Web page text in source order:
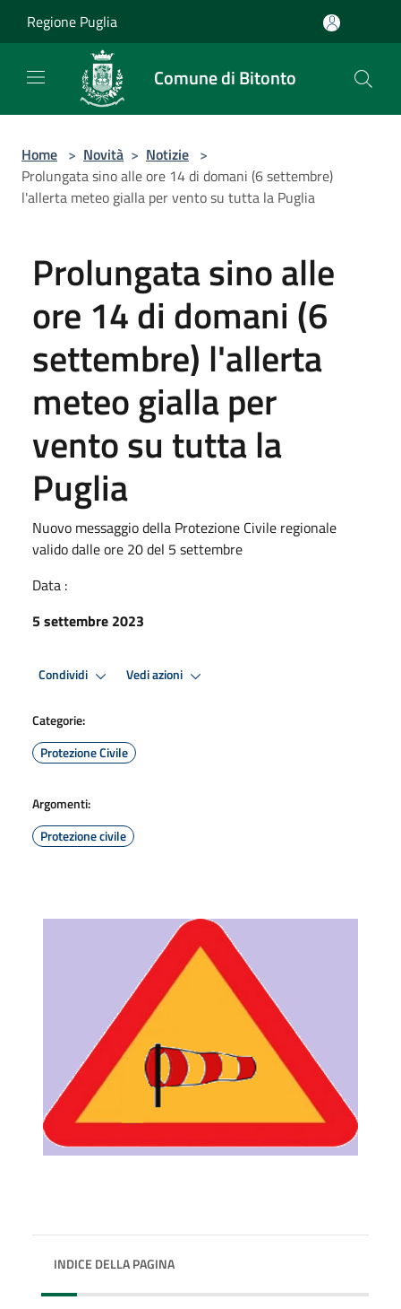
Regione Puglia
Comune di Bitonto
Home > Novità > Notizie >
Prolungata sino alle ore 14 di domani (6 settembre)
l'allerta meteo gialla per vento su tutta la Puglia
Prolungata sino alle
ore 14 di domani (6
settembre) l'allerta
meteo gialla per
vento su tutta la
Puglia
Nuovo messaggio della Protezione Civile regionale
valido dalle ore 20 del 5 settembre
Data :
5 settembre 2023
Condividi Vedi azioni
Categorie:
Protezione Civile
Argomenti:
Protezione civile
INDICE DELLA PAGINA